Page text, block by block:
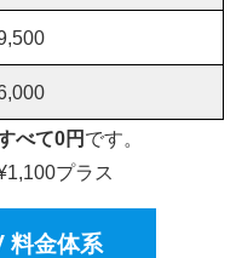
べて0円 です。
プラス
料金体系